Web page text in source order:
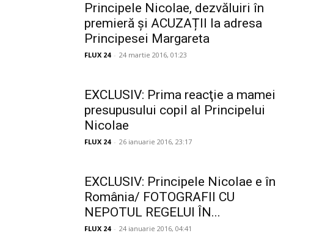
Principele Nicolae, dezvăluiri în
premieră și ACUZAȚII la adresa
Principesei Margareta
FLUX 24 - 24 martie 2016, 01:23
EXCLUSIV: Prima reacţie a mamei
presupusului copil al Principelui
Nicolae
FLUX 24 - 26 ianuarie 2016, 23:17
EXCLUSIV: Principele Nicolae e în
România/ FOTOGRAFII CU
NEPOTUL REGELUI ÎN...
FLUX 24 - 24 ianuarie 2016, 04:41